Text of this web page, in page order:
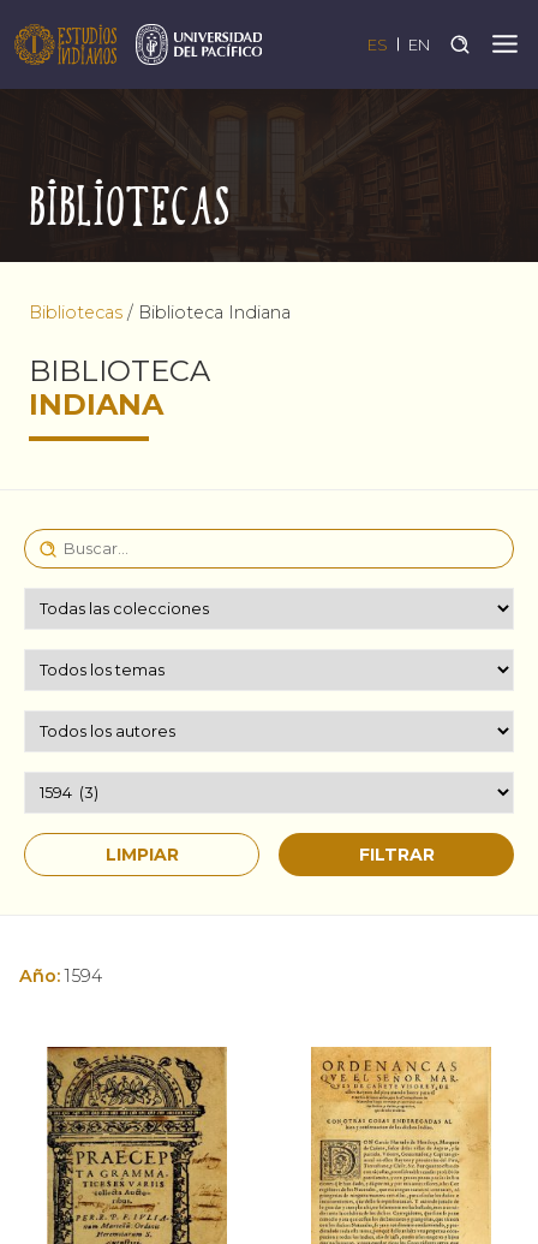
ES EN
Bibliotecas
Bibliotecas / Biblioteca Indiana
BIBLIOTECA
INDIANA
Año:1594